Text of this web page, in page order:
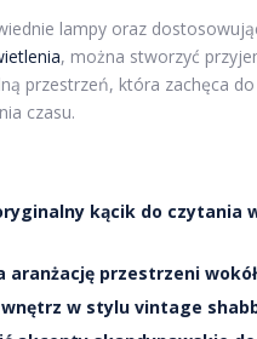
lampy oraz
, można stworzyć
przestrzeń, która zachęca
czasu.
kącik do czytania
aranżację przestrzeni
w stylu vintage